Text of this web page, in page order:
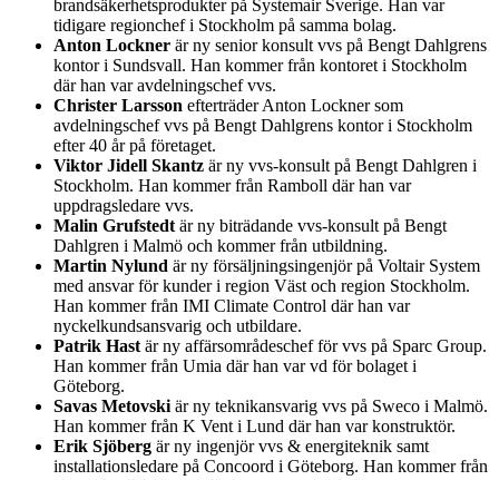
brandsäkerhetsprodukter på Systemair Sverige. Han var
tidigare regionchef i Stockholm på samma bolag.
Anton Lockner är ny senior konsult vvs på Bengt Dahlgrens
kontor i Sundsvall. Han kommer från kontoret i Stockholm
där han var avdelningschef vvs.
Christer Larsson efterträder Anton Lockner som
avdelningschef vvs på Bengt Dahlgrens kontor i Stockholm
efter 40 år på företaget.
Viktor Jidell Skantz är ny vvs-konsult på Bengt Dahlgren i
Stockholm. Han kommer från Ramboll där han var
uppdragsledare vvs.
Malin Grufstedt är ny biträdande vvs-konsult på Bengt
Dahlgren i Malmö och kommer från utbildning.
Martin Nylund är ny försäljningsingenjör på Voltair System
med ansvar för kunder i region Väst och region Stockholm.
Han kommer från IMI Climate Control där han var
nyckelkundsansvarig och utbildare.
Patrik Hast är ny affärsområdeschef för vvs på Sparc Group.
Han kommer från Umia där han var vd för bolaget i
Göteborg.
Savas Metovski är ny teknikansvarig vvs på Sweco i Malmö.
Han kommer från K Vent i Lund där han var konstruktör.
Erik Sjöberg är ny ingenjör vvs & energiteknik samt
installationsledare på Concoord i Göteborg. Han kommer från